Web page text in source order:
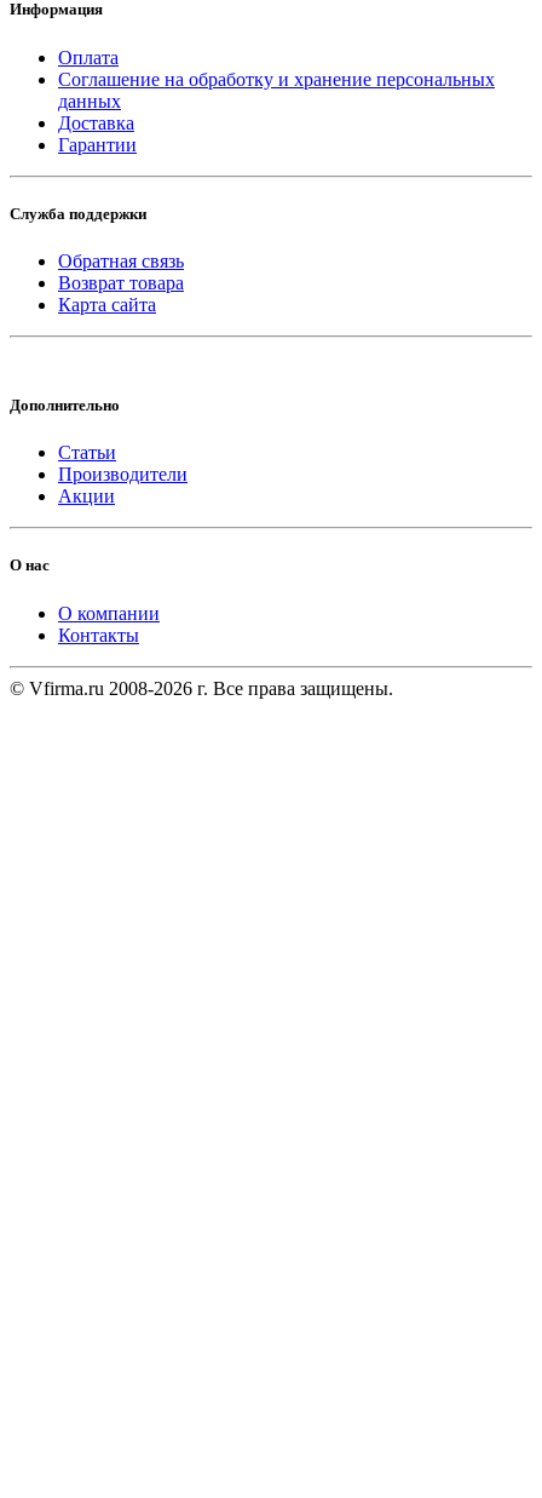
Информация
Оплата
Соглашение на обработку и хранение персональных
данных
Доставка
Гарантии
Служба поддержки
Обратная связь
Возврат товара
Карта сайта
Дополнительно
Статьи
Производители
Акции
О нас
О компании
Контакты
© Vfirma.ru 2008-2026 г. Все права защищены.